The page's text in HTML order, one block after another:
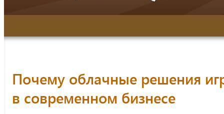
Почему облачные решения
в современном бизнесе